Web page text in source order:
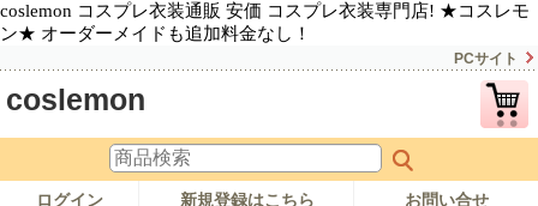
coslemon コスプレ衣装通販 安価 コスプレ衣装専門店! ★コスレモ
ン★ オーダーメイドも追加料金なし！
PCサイト
coslemon
ログイン 新規登録はこちら お問い合せ